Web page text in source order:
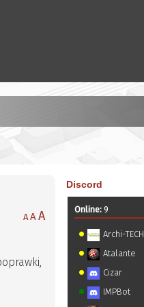
A AA
Discord
Online:9
Archi-TECH
Atalante
Cizar
IMPBot